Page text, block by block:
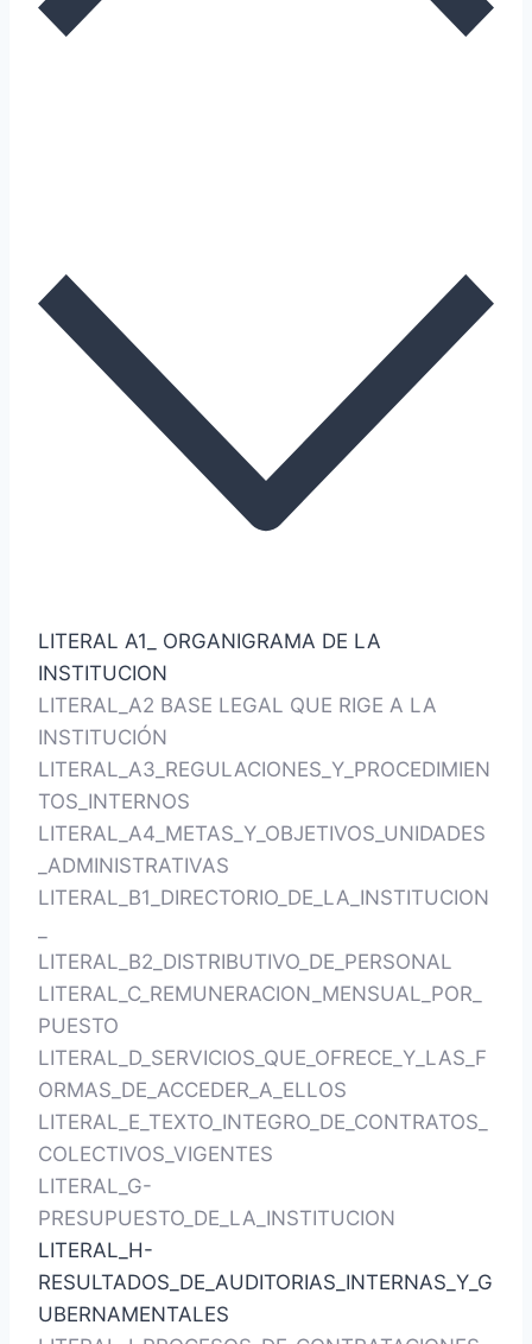
LITERAL A1_ ORGANIGRAMA DE LA
INSTITUCION
LITERAL_A2 BASE LEGAL QUE RIGE A LA
INSTITUCIÓN
LITERAL_A3_REGULACIONES_Y_PROCEDIMIEN
TOS_INTERNOS
LITERAL_A4_METAS_Y_OBJETIVOS_UNIDADES
_ADMINISTRATIVAS
LITERAL_B1_DIRECTORIO_DE_LA_INSTITUCION
LITERAL_B2_DISTRIBUTIVO_DE_PERSONAL
LITERAL_C_REMUNERACION_MENSUAL_POR_
PUESTO
LITERAL_D_SERVICIOS_QUE_OFRECE_Y_LAS_F
ORMAS_DE_ACCEDER_A_ELLOS
LITERAL_E_TEXTO_INTEGRO_DE_CONTRATOS_
COLECTIVOS_VIGENTES
LITERAL_G-
PRESUPUESTO_DE_LA_INSTITUCION
LITERAL_H-
RESULTADOS_DE_AUDITORIAS_INTERNAS_Y_G
UBERNAMENTALES